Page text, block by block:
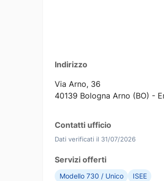
Indirizzo
Via Arno, 36
40139 Bologna Arno (BO) -
Contatti ufficio
Dati verificati il 31/07/2026
Servizi offerti
Modello 730 / Unico ISEE